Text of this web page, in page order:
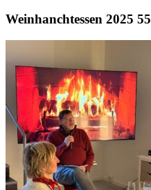
Weinhanchtessen 2025 55